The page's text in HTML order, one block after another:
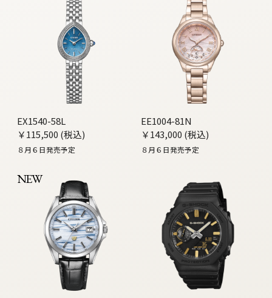
EX1540-58L
￥115,500 (税込)
８月６日発売予定
EE1004-81N
￥143,000 (税込)
８月６日発売予定
NEW